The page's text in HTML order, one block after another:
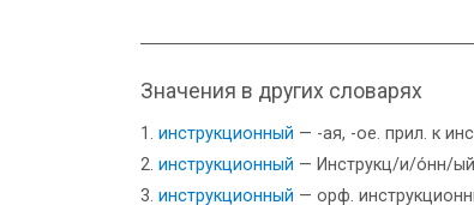
Значения в других словарях
инструкционный — -ая, -ое. прил. к
инструкционный — Инструкц/и/о́нн/
инструкционный — орф.